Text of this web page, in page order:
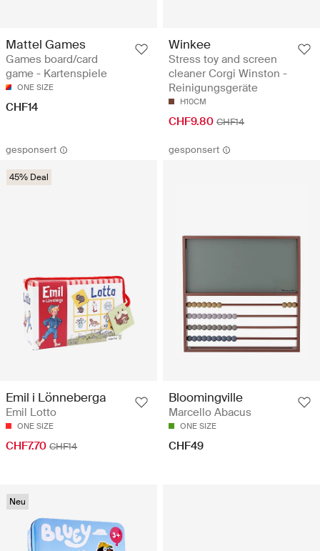
Mattel Games
Games board/card
game - Kartenspiele
ONE SIZE
CHF14
Winkee
Stress toy and screen
cleaner Corgi Winston -
Reinigungsgeräte
H10CM
CHF9.80 CHF14
gesponsert
45% Deal
Emil i Lönneberga
Emil Lotto
ONE SIZE
CHF7.70 CHF14
gesponsert
Bloomingville
Marcello Abacus
ONE SIZE
CHF49
Neu